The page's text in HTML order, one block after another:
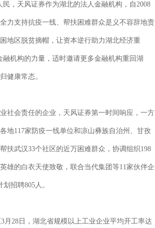
，天风证券作为湖北的法人金融机构，自2008
力支持抗疫一线、帮扶困难群众是义不容辞地责
地区脱贫摘帽，让资本逆行助力湖北经济重
机构的力量，适时邀请更多金融机构重回湖
健康常态。
社会责任的企业，天风证券第一时间响应，一方
地117家防疫一线单位和凉山彝族自治州、甘孜
扶武汉33个社区的近万困难群众，协调组织198
雄的白衣天使致敬，联合当代集团等11家伙伴企
招聘805人。
28日，湖北省规模以上工业企业平均开工率达